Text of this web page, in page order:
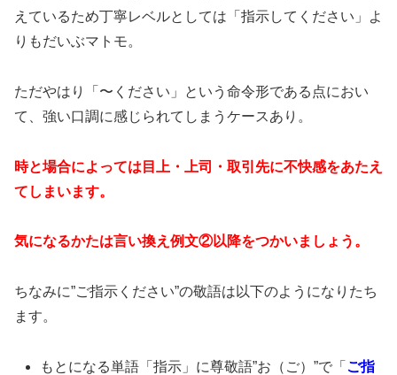
えているため丁寧レベルとしては「指示してください」よ
りもだいぶマトモ。
ただやはり「〜ください」という命令形である点におい
て、強い口調に感じられてしまうケースあり。
時と場合によっては目上・上司・取引先に不快感をあたえ
てしまいます。
気になるかたは言い換え例文②以降をつかいましょう。
ちなみに”ご指示ください”の敬語は以下のようになりたち
ます。
もとになる単語「指示」に尊敬語”お（ご）”で「 ご指